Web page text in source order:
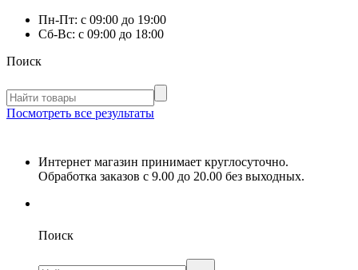
Пн-Пт: с 09:00 до 19:00
Сб-Вс: с 09:00 до 18:00
Поиск
Посмотреть все результаты
Интернет магазин принимает круглосуточно.
Обработка заказов с 9.00 до 20.00 без выходных.
Поиск